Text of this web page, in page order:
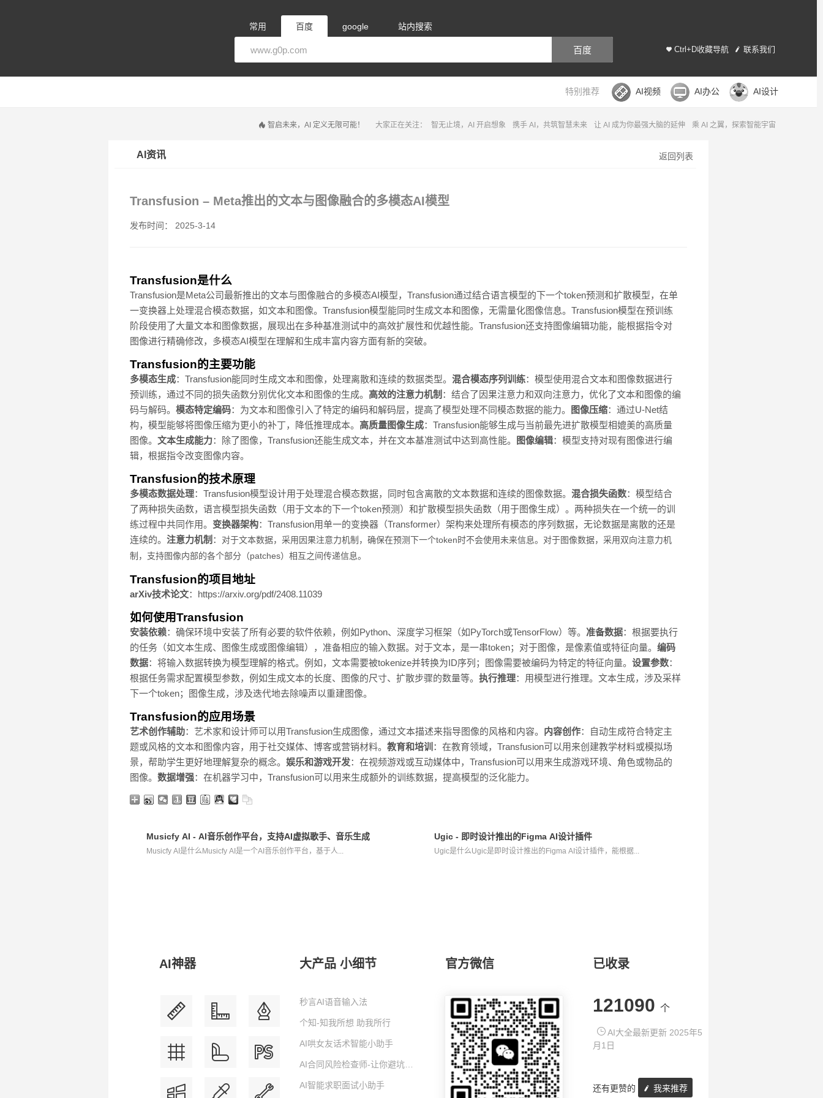
常用 百度 google 站内搜索
Ctrl+D收藏导航 联系我们
百度
特别推荐 AI视频 AI办公 AI设计
大家正在关注： 智无止境，AI 开启想象 携手 AI，共筑智慧未来 让 AI 成为你最强大脑的延伸 乘 AI 之翼，探索智能宇宙
智启未来，AI 定义无限可能！
返回列表
AI资讯
Transfusion – Meta推出的文本与图像融合的多模态AI模型
发布时间： 2025-3-14
Transfusion是什么
Transfusion是Meta公司最新推出的文本与图像融合的多模态AI模型，Transfusion通过结合语言模型的下一个token预测和扩散模型，在单
一变换器上处理混合模态数据，如文本和图像。Transfusion模型能同时生成文本和图像，无需量化图像信息。Transfusion模型在预训练
阶段使用了大量文本和图像数据，展现出在多种基准测试中的高效扩展性和优越性能。Transfusion还支持图像编辑功能，能根据指令对
图像进行精确修改，多模态AI模型在理解和生成丰富内容方面有新的突破。
Transfusion的主要功能
多模态生成：Transfusion能同时生成文本和图像，处理离散和连续的数据类型。 混合模态序列训练：模型使用混合文本和图像数据进行
预训练，通过不同的损失函数分别优化文本和图像的生成。 高效的注意力机制 ：结合了因果注意力和双向注意力，优化了文本和图像的编
码与解码。 模态特定编码：为文本和图像引入了特定的编码和解码层，提高了模型处理不同模态数据的能力。 图像压缩：通过U-Net结
构，模型能够将图像压缩为更小的补丁，降低推理成本。 高质量图像生成：Transfusion能够生成与当前最先进扩散模型相媲美的高质量
图像。 文本生成能力：除了图像，Transfusion还能生成文本，并在文本基准测试中达到高性能。 图像编辑：模型支持对现有图像进行编
辑，根据指令改变图像内容。
Transfusion的技术原理
多模态数据处理：Transfusion模型设计用于处理混合模态数据，同时包含离散的文本数据和连续的图像数据。 混合损失函数：模型结合
了两种损失函数，语言模型损失函数（用于文本的下一个token预测）和扩散模型损失函数（用于图像生成）。两种损失在一个统一的训
练过程中共同作用。 变换器架构：Transfusion用单一的变换器（Transformer）架构来处理所有模态的序列数据，无论数据是离散的还是
连续的。 注意力机制 ： 对于文本数据，采用因果注意力机制，确保在预测下一个token时不会使用未来信息。 对于图像数据，采用双向注意力机
制，支持图像内部的各个部分（patches）相互之间传递信息。
Transfusion的项目地址
arXiv技术论文：https://arxiv.org/pdf/2408.11039
如何使用Transfusion
安装依赖：确保环境中安装了所有必要的软件依赖，例如Python、深度学习框架（如PyTorch或TensorFlow）等。 准备数据：根据要执行
的任务（如文本生成、图像生成或图像编辑），准备相应的输入数据。对于文本，是一串token；对于图像，是像素值或特征向量。 编码
数据：将输入数据转换为模型理解的格式。例如，文本需要被tokenize并转换为ID序列；图像需要被编码为特定的特征向量。 设置参数：
根据任务需求配置模型参数，例如生成文本的长度、图像的尺寸、扩散步骤的数量等。 执行推理：用模型进行推理。文本生成，涉及采样
下一个token；图像生成，涉及迭代地去除噪声以重建图像。
Transfusion的应用场景
艺术创作辅助：艺术家和设计师可以用Transfusion生成图像，通过文本描述来指导图像的风格和内容。 内容创作：自动生成符合特定主
题或风格的文本和图像内容，用于社交媒体、博客或营销材料。 教育和培训 ：在教育领域，Transfusion可以用来创建教学材料或模拟场
景，帮助学生更好地理解复杂的概念。 娱乐和游戏开发：在视频游戏或互动媒体中，Transfusion可以用来生成游戏环境、角色或物品的
图像。 数据增强：在机器学习中，Transfusion可以用来生成额外的训练数据，提高模型的泛化能力。
Musicfy AI - AI音乐创作平台，支持AI虚拟歌手、音乐生成
Musicfy AI是什么Musicfy AI是一个AI音乐创作平台，基于人...
Ugic - 即时设计推出的Figma AI设计插件
Ugic是什么Ugic是即时设计推出的Figma AI设计插件，能根据...
AI神器 大产品 小细节
秒言AI语音输入法
个知-知我所想 助我所行
AI哄女友话术智能小助手
AI智能求职面试小助手
官方微信 已收录
121090 个
AI大全最新更新 2025年5
月1日
还有更赞的 我来推荐